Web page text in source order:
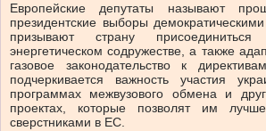
Европейские депутаты называют
президентские выборы
призывают страну
энергетическом содружестве, а также
газовое законодательство к
подчеркивается важность участия
программах межвузового обмена и
проектах, которые позволят им
сверстниками в ЕС.